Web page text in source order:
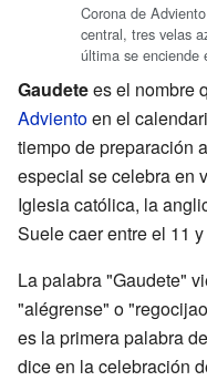
Corona de
central, tres velas
última se enciende
Gaudetees el nombre
Advientoen el
tiempo de preparación
especial se celebra en
Iglesia católica, la
Suele caer entre el 11
La palabra "Gaudete"
"alégrense" o
es la primera palabra
dice en la celebración